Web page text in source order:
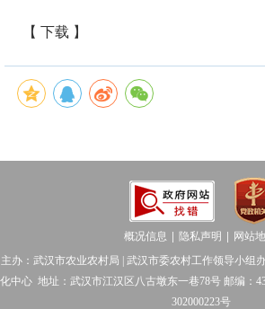
【 下载 】
概况信息 隐私声明
网站
主办：武汉市农业农村局 | 武汉市委农村工作领导小组
化中心 地址：武汉市江汉区八古墩东一巷78号 邮编：
302000223号